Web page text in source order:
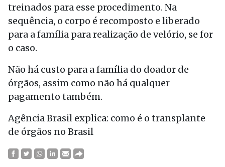
treinados para esse procedimento. Na
sequência, o corpo é recomposto e liberado
para a família para realização de velório, se for
o caso.
Não há custo para a família do doador de
órgãos, assim como não há qualquer
pagamento também.
Agência Brasil explica: como é o transplante
de órgãos no Brasil